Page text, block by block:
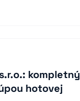
kompletný
hotovej